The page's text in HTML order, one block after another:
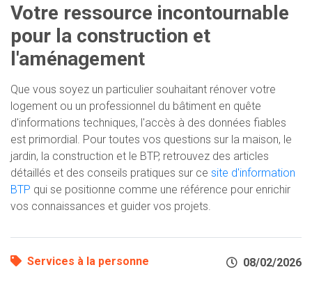
Votre ressource incontournable
pour la construction et
l'aménagement
Que vous soyez un particulier souhaitant rénover votre
logement ou un professionnel du bâtiment en quête
d'informations techniques, l'accès à des données fiables
est primordial. Pour toutes vos questions sur la maison, le
jardin, la construction et le BTP, retrouvez des articles
détaillés et des conseils pratiques sur ce site d'information
BTP qui se positionne comme une référence pour enrichir
vos connaissances et guider vos projets.
Services à la personne 08/02/2026